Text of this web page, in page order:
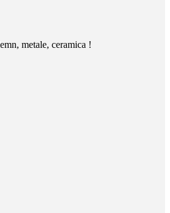
metale, ceramica !